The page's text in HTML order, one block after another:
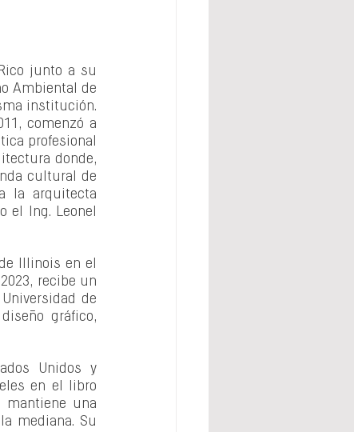
junto a su
Ambiental de
institución.
comenzó a
profesional
donde,
cultural de
la arquitecta
el Ing. Leonel
Illinois en el
recibe un
de
gráfico,
Unidos y
en el libro
mantiene una
mediana. Su